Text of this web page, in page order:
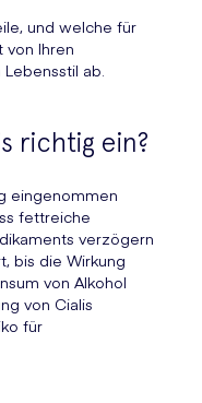
und welche für
Ihren
ab.
richtig ein?
eingenommen
fettreiche
verzögern
bis die Wirkung
von Alkohol
von Cialis
für